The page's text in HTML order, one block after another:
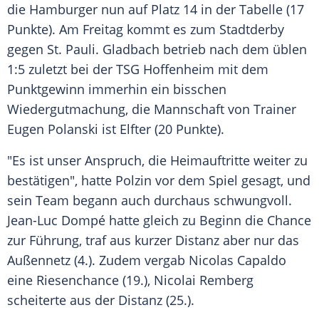
die Hamburger nun auf Platz 14 in der Tabelle (17
Punkte). Am Freitag kommt es zum Stadtderby
gegen St. Pauli. Gladbach betrieb nach dem üblen
1:5 zuletzt bei der TSG Hoffenheim mit dem
Punktgewinn immerhin ein bisschen
Wiedergutmachung, die Mannschaft von Trainer
Eugen Polanski ist Elfter (20 Punkte).
"Es ist unser Anspruch, die Heimauftritte weiter zu
bestätigen", hatte Polzin vor dem Spiel gesagt, und
sein Team begann auch durchaus schwungvoll.
Jean-Luc Dompé hatte gleich zu Beginn die Chance
zur Führung, traf aus kurzer Distanz aber nur das
Außennetz (4.). Zudem vergab Nicolas Capaldo
eine Riesenchance (19.), Nicolai Remberg
scheiterte aus der Distanz (25.).